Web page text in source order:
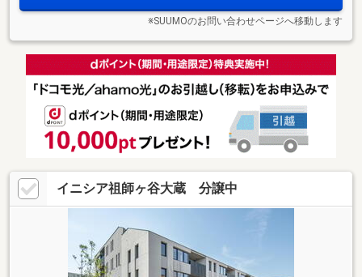
※SUUMOのお問い合わせページへ移動します
イニシア祖師ヶ谷大蔵 分譲中